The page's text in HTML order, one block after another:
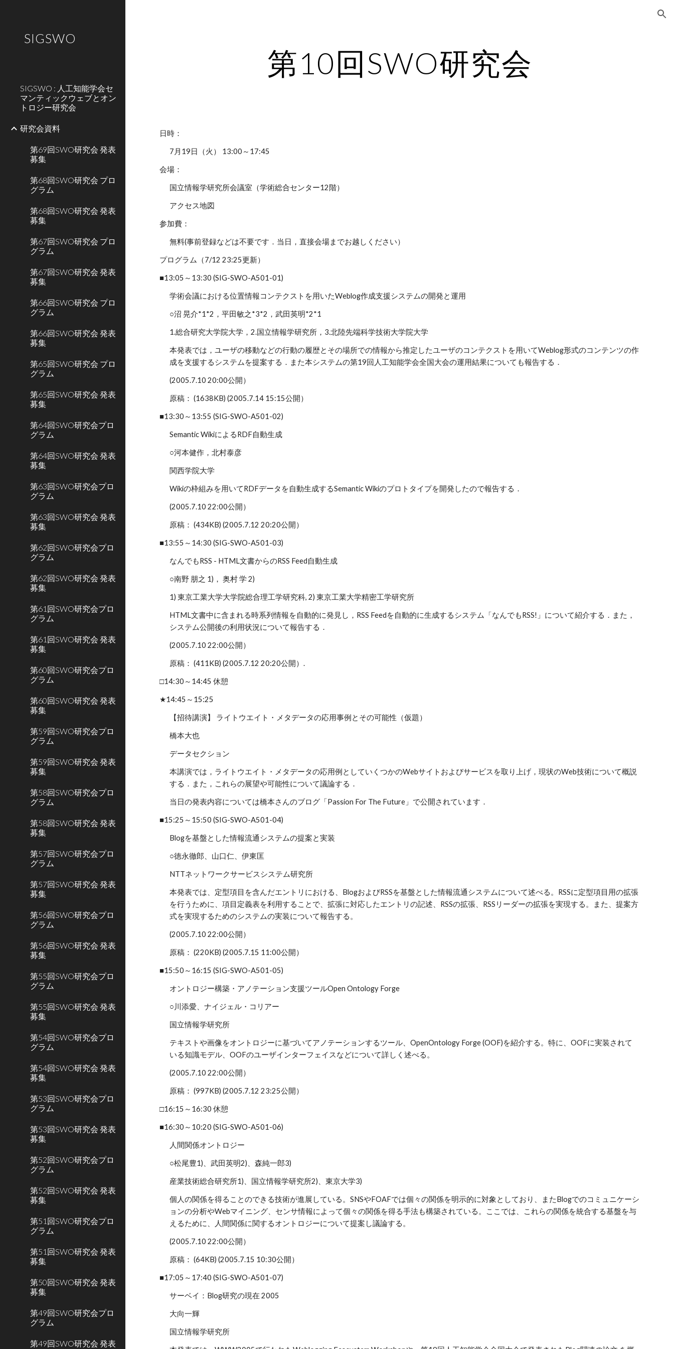
SIGSWO
SIGSWO : 人工知能学会セ
マンティックウェブとオン
トロジー研究会
研究会資料
第69回SWO研究会 発表
募集
第68回SWO研究会 プロ
グラム
第68回SWO研究会 発表
募集
第67回SWO研究会 プロ
グラム
第67回SWO研究会 発表
募集
第66回SWO研究会 プロ
グラム
第66回SWO研究会 発表
募集
第65回SWO研究会 プロ
グラム
第65回SWO研究会 発表
募集
第64回SWO研究会プロ
グラム
第64回SWO研究会 発表
募集
第63回SWO研究会プロ
グラム
第63回SWO研究会 発表
募集
第62回SWO研究会プロ
グラム
第62回SWO研究会 発表
募集
第61回SWO研究会プロ
グラム
第61回SWO研究会 発表
募集
第60回SWO研究会プロ
グラム
第60回SWO研究会 発表
募集
第59回SWO研究会プロ
グラム
第59回SWO研究会 発表
募集
第58回SWO研究会プロ
グラム
第58回SWO研究会 発表
募集
第57回SWO研究会プロ
グラム
第57回SWO研究会 発表
募集
第56回SWO研究会プロ
グラム
第56回SWO研究会 発表
募集
第55回SWO研究会プロ
グラム
第55回SWO研究会 発表
募集
第54回SWO研究会プロ
グラム
第54回SWO研究会 発表
募集
第53回SWO研究会プロ
グラム
第53回SWO研究会 発表
募集
第52回SWO研究会プロ
グラム
第52回SWO研究会 発表
募集
第51回SWO研究会プロ
グラム
第51回SWO研究会 発表
募集
第50回SWO研究会 発表
募集
第49回SWO研究会プロ
グラム
第49回SWO研究会 発表
第10回SWO研究会
日時：
7月19日（火） 13:00～17:45
会場：
国立情報学研究所会議室（学術総合センター12階）
アクセス地図
参加費：
無料(事前登録などは不要です．当日，直接会場までお越しください）
プログラム（7/12 23:25更新）
■13:05～13:30 (SIG-SWO-A501-01)
学術会議における位置情報コンテクストを用いたWeblog作成支援システムの開発と運用
○沼 晃介*1*2，平田敏之*3*2，武田英明*2*1
1.総合研究大学院大学，2.国立情報学研究所，3.北陸先端科学技術大学院大学
本発表では，ユーザの移動などの行動の履歴とその場所での情報から推定したユーザのコンテクストを用いてWeblog形式のコンテンツの作
成を支援するシステムを提案する．また本システムの第19回人工知能学会全国大会の運用結果についても報告する．
(2005.7.10 20:00公開）
原稿： (1638KB) (2005.7.14 15:15公開）
■13:30～13:55 (SIG-SWO-A501-02)
Semantic WikiによるRDF自動生成
○河本健作，北村泰彦
関西学院大学
Wikiの枠組みを用いてRDFデータを自動生成するSemantic Wikiのプロトタイプを開発したので報告する．
(2005.7.10 22:00公開）
原稿： (434KB) (2005.7.12 20:20公開）
■13:55～14:30 (SIG-SWO-A501-03)
なんでもRSS - HTML文書からのRSS Feed自動生成
○南野 朋之 1)， 奥村 学 2)
1) 東京工業大学大学院総合理工学研究科, 2) 東京工業大学精密工学研究所
HTML文書中に含まれる時系列情報を自動的に発見し，RSS Feedを自動的に生成するシステム「なんでもRSS!」について紹介する．また，
システム公開後の利用状況について報告する．
(2005.7.10 22:00公開）
原稿： (411KB) (2005.7.12 20:20公開）.
□14:30～14:45 休憩
★14:45～15:25
【招待講演】 ライトウエイト・メタデータの応用事例とその可能性（仮題）
橋本大也
データセクション
本講演では，ライトウエイト・メタデータの応用例としていくつかのWebサイトおよびサービスを取り上げ，現状のWeb技術について概説
する．また，これらの展望や可能性について議論する．
当日の発表内容については橋本さんのブログ「Passion For The Future」で公開されています．
■15:25～15:50 (SIG-SWO-A501-04)
Blogを基盤とした情報流通システムの提案と実装
○徳永徹郎、山口仁、伊東匡
NTTネットワークサービスシステム研究所
本発表では、定型項目を含んだエントリにおける、BlogおよびRSSを基盤とした情報流通システムについて述べる。RSSに定型項目用の拡張
を行うために、項目定義表を利用することで、拡張に対応したエントリの記述、RSSの拡張、RSSリーダーの拡張を実現する。また、提案方
式を実現するためのシステムの実装について報告する。
(2005.7.10 22:00公開）
原稿： (220KB) (2005.7.15 11:00公開）
■15:50～16:15 (SIG-SWO-A501-05)
オントロジー構築・アノテーション支援ツールOpen Ontology Forge
○川添愛、ナイジェル・コリアー
国立情報学研究所
テキストや画像をオントロジーに基づいてアノテーションするツール、OpenOntology Forge (OOF)を紹介する。特に、OOFに実装されて
いる知識モデル、OOFのユーザインターフェイスなどについて詳しく述べる。
(2005.7.10 22:00公開）
原稿： (997KB) (2005.7.12 23:25公開）
□16:15～16:30 休憩
■16:30～10:20 (SIG-SWO-A501-06)
人間関係オントロジー
○松尾豊1)、武田英明2)、森純一郎3)
産業技術総合研究所1)、国立情報学研究所2)、東京大学3)
個人の関係を得ることのできる技術が進展している。SNSやFOAFでは個々の関係を明示的に対象としており、またBlogでのコミュニケーシ
ョンの分析やWebマイニング、センサ情報によって個々の関係を得る手法も構築されている。ここでは、これらの関係を統合する基盤を与
えるために、人間関係に関するオントロジーについて提案し議論する。
(2005.7.10 22:00公開）
原稿： (64KB) (2005.7.15 10:30公開）
■17:05～17:40 (SIG-SWO-A501-07)
サーベイ：Blog研究の現在 2005
大向一輝
国立情報学研究所